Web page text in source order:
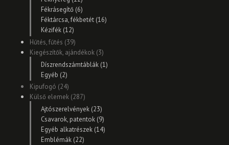
Fékrásegítő (6)
Féktárcsa, fékbetét (16)
Kézifék (12)
Hűtés, fűtés (39)
Kiegészítők, ajándékok (3)
Díszrendszámtáblák (1)
Egyéb (2)
Kipufogó (24)
Külső elemek (287)
Ajtószerelvények (23)
Csavarok, patentok (9)
Egyéb alkatrészek (14)
Emblémák (22)